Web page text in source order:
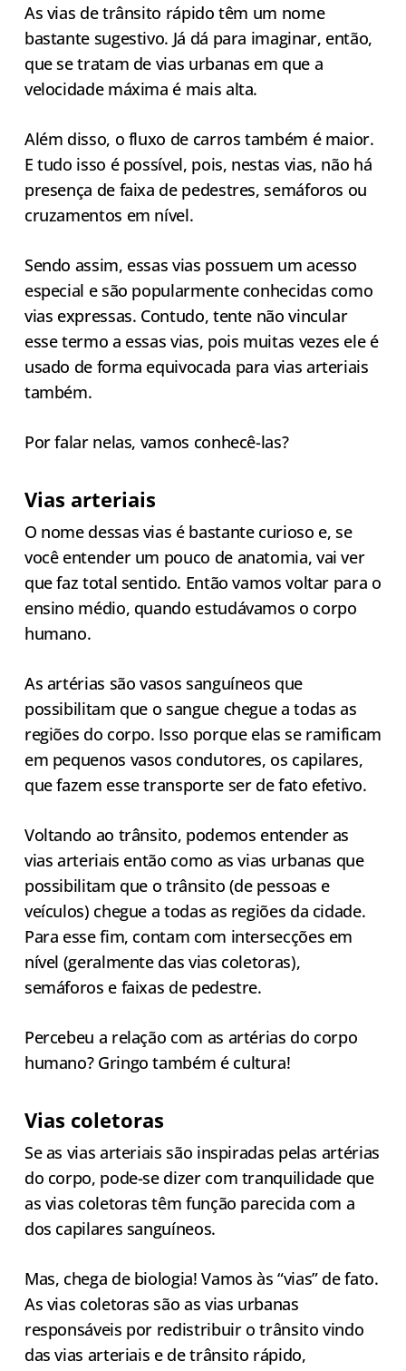
As vias de trânsito rápido têm um nome
bastante sugestivo. Já dá para imaginar, então,
que se tratam de vias urbanas em que a
velocidade máxima é mais alta.
Além disso, o fluxo de carros também é maior.
E tudo isso é possível, pois, nestas vias, não há
presença de faixa de pedestres, semáforos ou
cruzamentos em nível.
Sendo assim, essas vias possuem um acesso
especial e são popularmente conhecidas como
vias expressas. Contudo, tente não vincular
esse termo a essas vias, pois muitas vezes ele é
usado de forma equivocada para vias arteriais
também.
Por falar nelas, vamos conhecê-las?
Vias arteriais
O nome dessas vias é bastante curioso e, se
você entender um pouco de anatomia, vai ver
que faz total sentido. Então vamos voltar para o
ensino médio, quando estudávamos o corpo
humano.
As artérias são vasos sanguíneos que
possibilitam que o sangue chegue a todas as
regiões do corpo. Isso porque elas se ramificam
em pequenos vasos condutores, os capilares,
que fazem esse transporte ser de fato efetivo.
Voltando ao trânsito, podemos entender as
vias arteriais então como as vias urbanas que
possibilitam que o trânsito (de pessoas e
veículos) chegue a todas as regiões da cidade.
Para esse fim, contam com intersecções em
nível (geralmente das vias coletoras),
semáforos e faixas de pedestre.
Percebeu a relação com as artérias do corpo
humano? Gringo também é cultura!
Vias coletoras
Se as vias arteriais são inspiradas pelas artérias
do corpo, pode-se dizer com tranquilidade que
as vias coletoras têm função parecida com a
dos capilares sanguíneos.
Mas, chega de biologia! Vamos às “vias” de fato.
As vias coletoras são as vias urbanas
responsáveis por redistribuir o trânsito vindo
das vias arteriais e de trânsito rápido,